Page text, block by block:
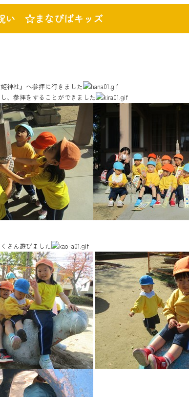
い ☆まなびばキッズ
神社』へ参拝に行きました
、参拝をすることができました
さん遊びました